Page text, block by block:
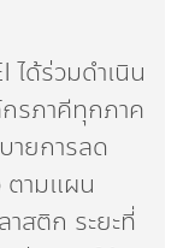
ด้ร่วมดำเนิน
รภาคีทุกภาค
ายการลด
ตามแผน
สติก ระยะที่